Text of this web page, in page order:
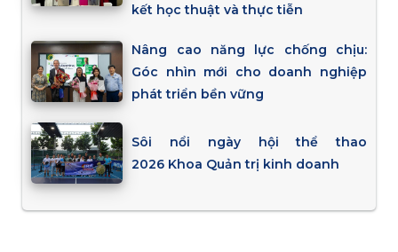
kết học thuật và thực tiễn
Nâng cao năng lực chống chịu:
Góc nhìn mới cho doanh nghiệp
phát triển bền vững
Sôi nổi ngày hội thể thao
2026 Khoa Quản trị kinh doanh